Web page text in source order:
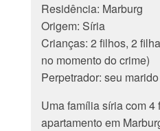
Residência: Marburg
Origem: Síria
Crianças: 2 filhos, 2
no momento do crime)
Perpetrador: seu
Uma família síria com 4
apartamento em